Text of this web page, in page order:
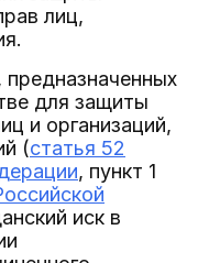
лиц,
для защиты
и организаций,
(статья 52
, пункт 1
иск в